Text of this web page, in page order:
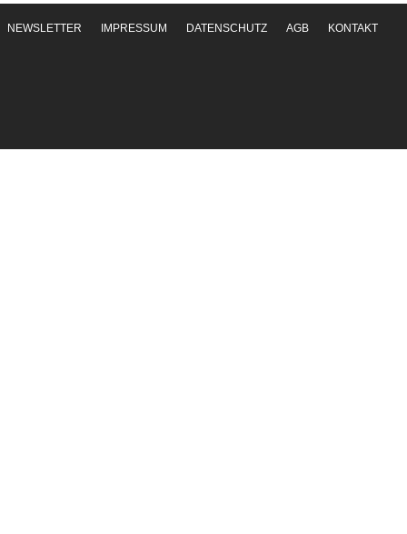
NEWSLETTER IMPRESSUM DATENSCHUTZ AGB KONTAKT